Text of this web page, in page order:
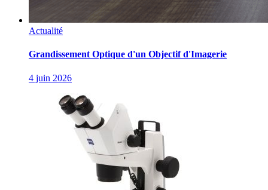
Actualité
Grandissement Optique d'un Objectif d'Imagerie
4 juin 2026